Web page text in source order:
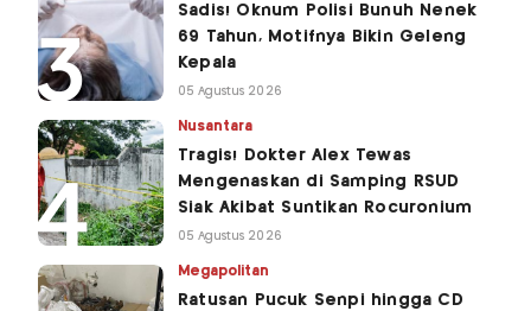
Sadis! Oknum Polisi Bunuh Nenek
69 Tahun, Motifnya Bikin Geleng
Kepala
05 Agustus 2026
Nusantara
Tragis! Dokter Alex Tewas
Mengenaskan di Samping RSUD
Siak Akibat Suntikan Rocuronium
05 Agustus 2026
Megapolitan
Ratusan Pucuk Senpi hingga CD